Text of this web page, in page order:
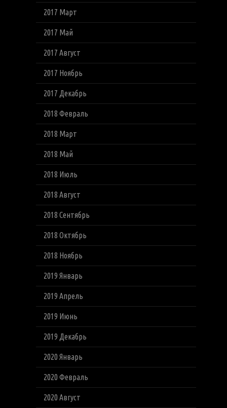
2017 Март
2017 Май
2017 Август
2017 Ноябрь
2017 Декабрь
2018 Февраль
2018 Март
2018 Май
2018 Июль
2018 Август
2018 Сентябрь
2018 Октябрь
2018 Ноябрь
2019 Январь
2019 Апрель
2019 Июнь
2019 Декабрь
2020 Январь
2020 Февраль
2020 Август